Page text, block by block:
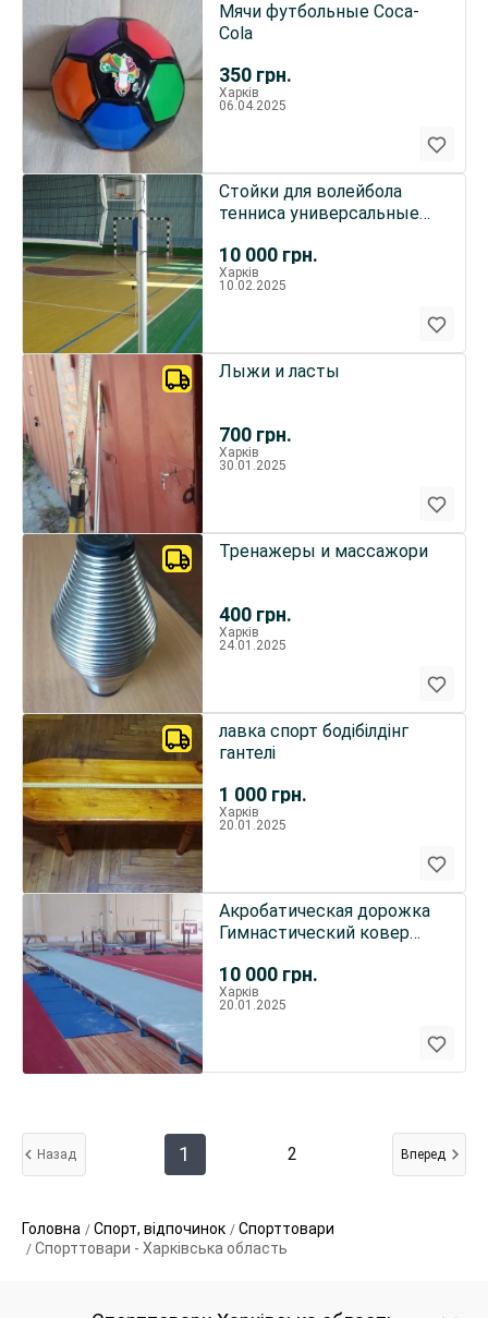
350 грн.
Мячи футбольные Coca-
Cola
Харків
06.04.2025
10 000 грн.
Стойки для волейбола
тенниса универсальные
Харків
10.02.2025
700 грн.
Лыжи и ласты
Харків
30.01.2025
400 грн.
Тренажеры и массажори
Харків
24.01.2025
1 000 грн.
лавка спорт бодібілдінг
гантелі
Харків
20.01.2025
10 000 грн.
Акробатическая дорожка
Гимнастический ковер
Харків
20.01.2025
Назад 1 2 Вперед
Головна Спорт, відпочинок
Спорттовари
Спорттовари - Харківська область